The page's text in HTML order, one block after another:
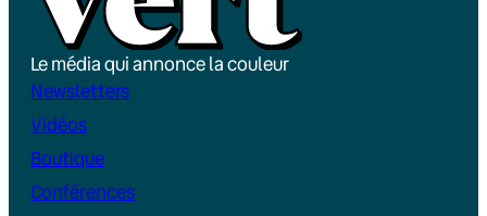
Le média qui annonce la couleur
Newsletters
Vidéos
Boutique
Conférences